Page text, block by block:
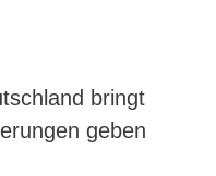
bringt
geben